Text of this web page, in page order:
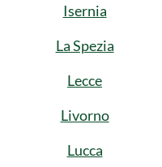
Isernia
La Spezia
Lecce
Livorno
Lucca